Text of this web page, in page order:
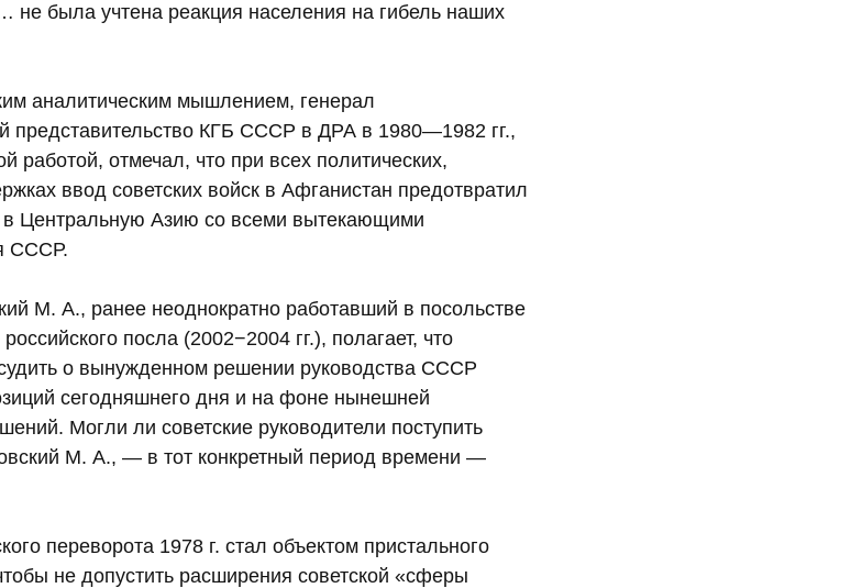
была учтена реакция населения на гибель наших
аналитическим мышлением, генерал
представительство КГБ СССР в ДРА в 1980—1982 гг.,
работой, отмечал, что при всех политических,
ввод советских войск в Афганистан предотвратил
в Центральную Азию со всеми вытекающими
СССР.
М. А., ранее неоднократно работавший в посольстве
посла (2002−2004 гг.), полагает, что
о вынужденном решении руководства СССР
сегодняшнего дня и на фоне нынешней
Могли ли советские руководители поступить
М. А., — в тот конкретный период времени —
переворота 1978 г. стал объектом пристального
не допустить расширения советской «сферы